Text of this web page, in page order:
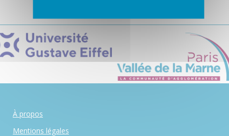
À propos
Mentions légales